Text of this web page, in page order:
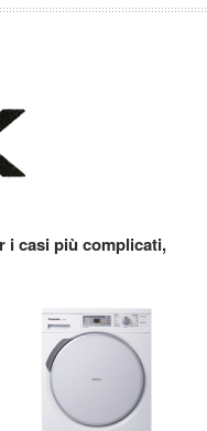
i casi più complicati,